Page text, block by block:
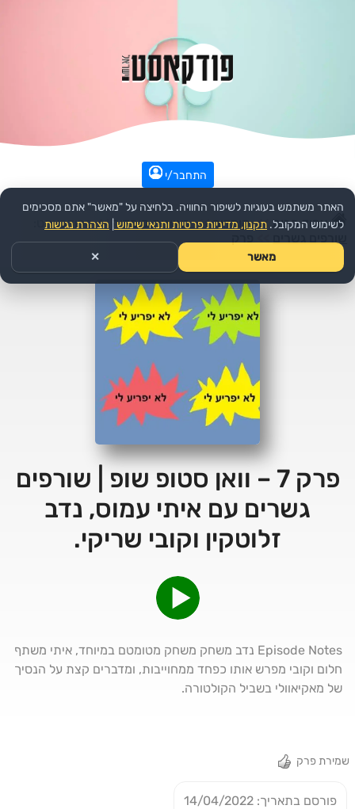
התחבר/י
עמוד הבית >> קומדיה >> ראיונות קומדיה >>הפודקאסט:
פרק 7 – וואן סטופ שופ | שורפים
גשרים עם איתי עמוס, נדב
זלוטקין וקובי שריקי.
Episode Notes נדב משחק משחק מטומטם במיוחד, איתי משתף
חלום וקובי מפרש אותו כפחד ממחוייבות, ומדברים קצת על הנסיך
של מאקיאוולי בשביל הקולטורה.
שמירת פרק
פורסם בתאריך: 14/04/2022
האתר משתמש בעוגיות לשיפור החוויה. בלחיצה על "מאשר" אתם מסכימים
לשימוש המקובל. תקנון, מדיניות פרטיות ותנאי שימוש הצהרת נגישות
מאשר ✕